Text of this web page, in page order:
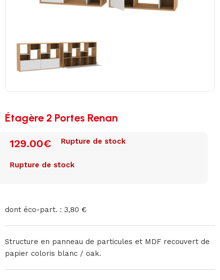
Étagère 2 Portes Renan
129.00€ Rupture de stock
Rupture de stock
dont éco-part. : 3,80 €
Structure en panneau de particules et MDF recouvert de
papier coloris blanc / oak.